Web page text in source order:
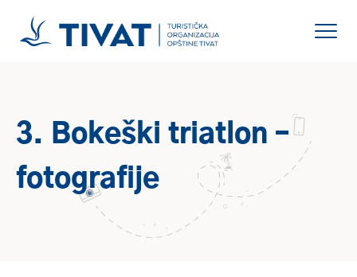
3. Bokeški triatlon –
fotografije